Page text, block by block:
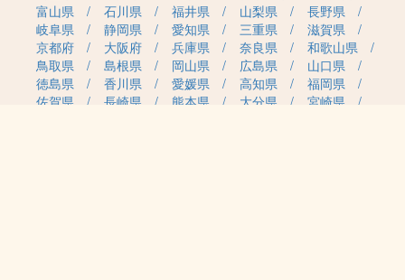
富山県
石川県 福井県 山梨県
長野県
岐阜県
静岡県 愛知県 三重県
滋賀県
京都府
大阪府 兵庫県 奈良県
和歌山県
鳥取県
島根県 岡山県 広島県
山口県
徳島県
香川県 愛媛県 高知県
福岡県
佐賀県
長崎県 熊本県 大分県
宮崎県